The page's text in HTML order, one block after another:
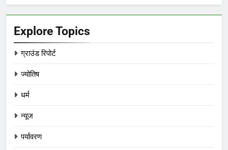
Explore Topics
ग्राउंड रिपोर्ट
ज्योतिष
धर्म
न्यूज
पर्यावरण